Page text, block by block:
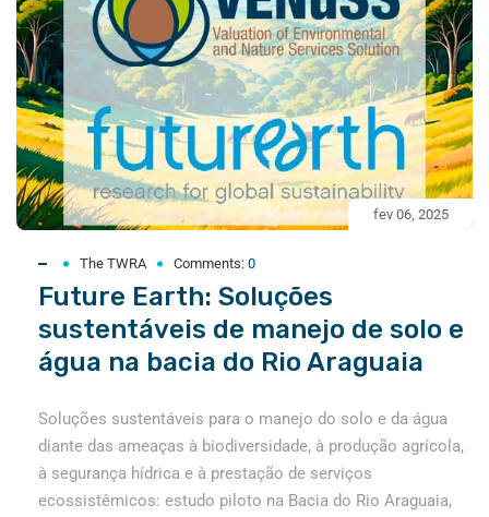
fev 06, 2025
The TWRA Comments: 0
Future Earth: Soluções
sustentáveis de manejo de solo e
água na bacia do Rio Araguaia
Soluções sustentáveis para o manejo do solo e da água
diante das ameaças à biodiversidade, à produção agrícola,
à segurança hídrica e à prestação de serviços
ecossistêmicos: estudo piloto na Bacia do Rio Araguaia,